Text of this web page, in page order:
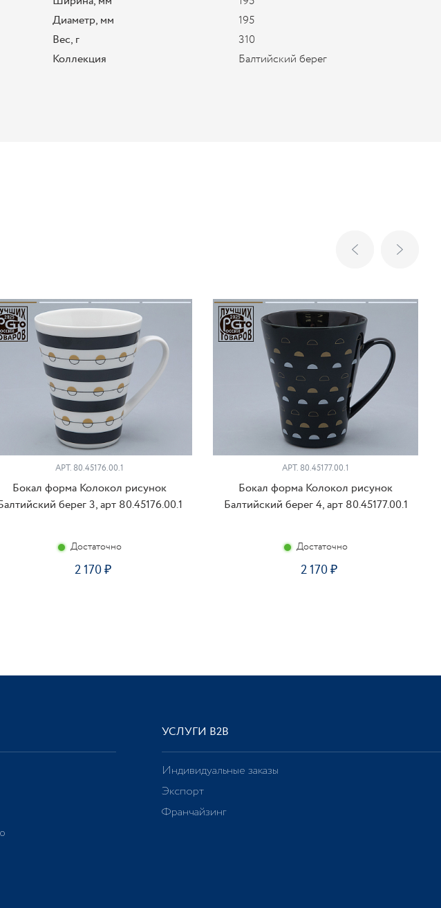
Диаметр, мм
195
Вес, г
310
Коллекция
Балтийский берег
АРТ. 80.45176.00.1
Бокал форма Колокол рисунок
берег 3, арт 80.45176.00.1
Достаточно
2 170
АРТ. 80.45177.00.1
Бокал форма Колокол рисунок
Балтийский берег 4, арт 80.45177.00.1
Достаточно
2 170
УСЛУГИ В2В
Индивидуальные заказы
Экспорт
Франчайзинг